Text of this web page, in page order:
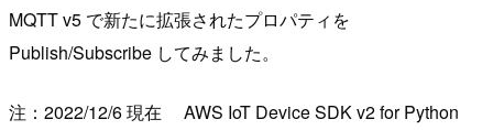
MQTT v5 で新たに拡張されたプロパティを
Publish/Subscribe してみました。
注：2022/12/6 現在 AWS IoT Device SDK v2 for Python